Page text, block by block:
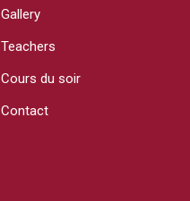
Gallery
Teachers
Cours du soir
Contact